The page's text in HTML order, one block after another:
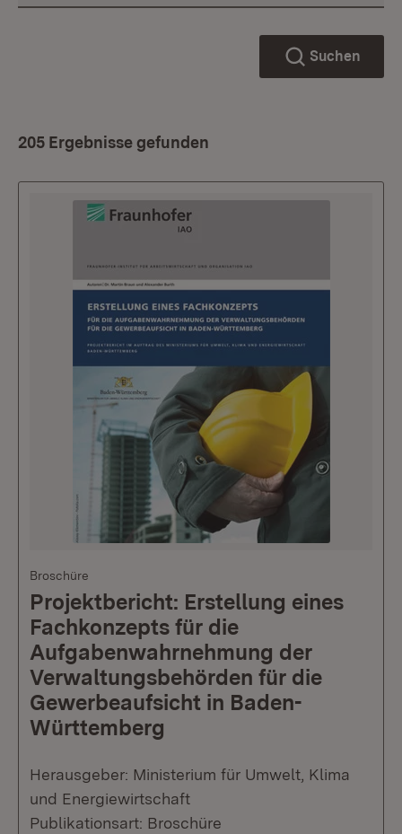
Suchen
205 Ergebnisse gefunden
Broschüre
Projektbericht: Erstellung eines
Fachkonzepts für die
Aufgabenwahrnehmung der
Verwaltungsbehörden für die
Gewerbeaufsicht in Baden-
Württemberg
Herausgeber: Ministerium für Umwelt, Klima
und Energiewirtschaft
Publikationsart: Broschüre